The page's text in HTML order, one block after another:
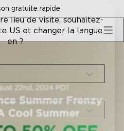
gratuite rapide
lieu de visite, souhaitez-
US et changer la langue
en ?